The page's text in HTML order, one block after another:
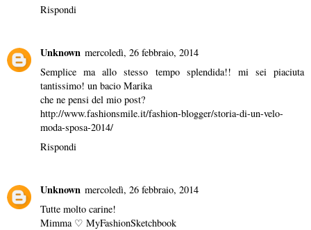
Rispondi
Unknown mercoledì, 26 febbraio, 2014
Semplice ma allo stesso tempo splendida!! mi sei piaciuta
tantissimo! un bacio Marika
che ne pensi del mio post?
http://www.fashionsmile.it/fashion-blogger/storia-di-un-velo-
moda-sposa-2014/
Rispondi
Unknown mercoledì, 26 febbraio, 2014
Tutte molto carine!
Mimma ♡ MyFashionSketchbook